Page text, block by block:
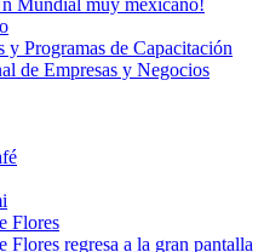
y Programas de Capacitación
de Empresas y Negocios
Flores
Flores regresa a la gran pantalla